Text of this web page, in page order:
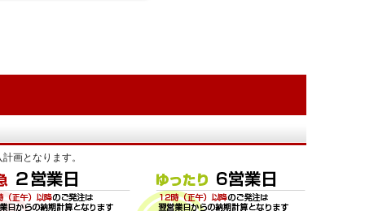
画となります。